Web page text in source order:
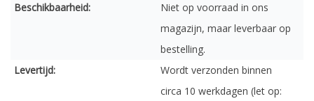
Beschikbaarheid:
Niet op voorraad in ons
magazijn, maar leverbaar op
bestelling.
Levertijd:
Wordt verzonden binnen
circa 10 werkdagen (let op: